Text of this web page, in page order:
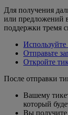
Для получения
или предложений
поддержки тремя
Отправьте
Откройте
После отправки
Вашему
который
Вы получите